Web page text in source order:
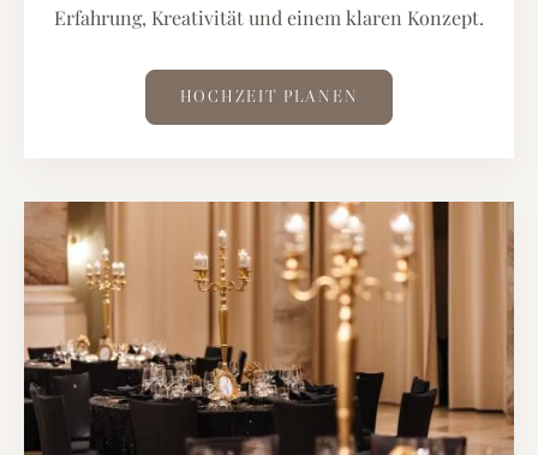
Erfahrung, Kreativität und einem klaren Konzept.
HOCHZEIT PLANEN